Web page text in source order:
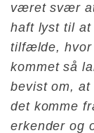
været svær
haft lyst til at
tilfælde, hvor
kommet så
bevist om,
det komme
erkender og